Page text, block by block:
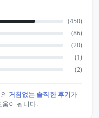
(450)
(86)
(20)
(1)
(2)
거침없는 솔직한 후기가
이 됩니다.